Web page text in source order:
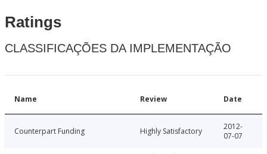
Ratings
CLASSIFICAÇÕES DA IMPLEMENTAÇÃO
Name Review Date
Counterpart Funding Highly Satisfactory
2012-
07-07